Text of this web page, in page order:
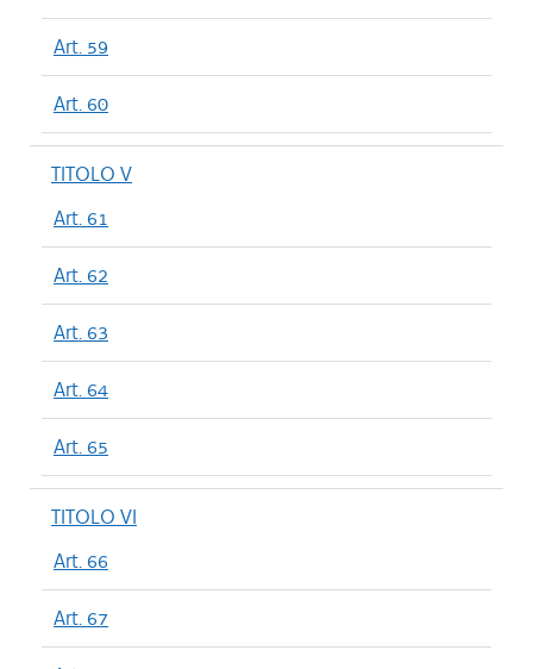
Art. 59
Art. 60
TITOLO V
Art. 61
Art. 62
Art. 63
Art. 64
Art. 65
TITOLO VI
Art. 66
Art. 67